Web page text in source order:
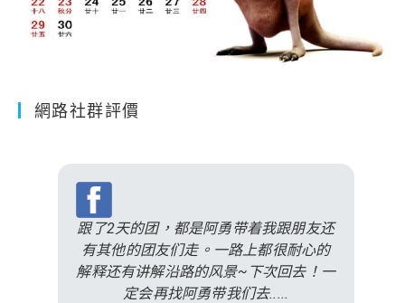
網路社群評價
跟了2天的团，都是阿勇带着我跟朋友还
有其他的团友们走。一路上都很耐心的
解释还有讲解沿路的风景~下次回去！一
定会再找阿勇带我们去.....